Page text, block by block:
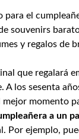
para el
souvenirs
y regalos de
que regalará
A los sesenta
mejor momento
a un
Por ejemplo,